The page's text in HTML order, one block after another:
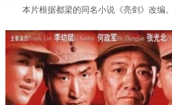
本片根据都梁的同名小说《亮剑》改编。